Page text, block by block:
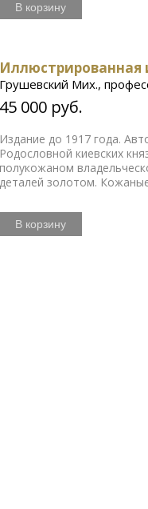
В корзину
Иллюстрированная
Грушевский Мих.,
45 000 руб.
Издание до 1917 года.
Родословной киевских
полукожаном
деталей золотом.
В корзину